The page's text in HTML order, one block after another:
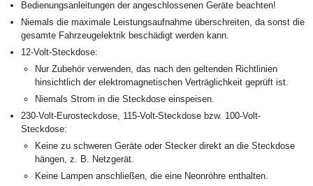
Bedienungsanleitungen der angeschlossenen Geräte beachten!
Niemals die maximale Leistungsaufnahme überschreiten, da sonst die
gesamte Fahrzeugelektrik beschädigt werden kann.
12-Volt-Steckdose:
Nur Zubehör verwenden, das nach den geltenden Richtlinien
hinsichtlich der elektromagnetischen Verträglichkeit geprüft ist.
Niemals Strom in die Steckdose einspeisen.
230-Volt-Eurosteckdose, 115-Volt-Steckdose bzw. 100-Volt-
Steckdose:
Keine zu schweren Geräte oder Stecker direkt an die Steckdose
hängen, z. B. Netzgerät.
Keine Lampen anschließen, die eine Neonröhre enthalten.